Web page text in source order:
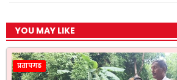
YOU MAY LIKE
प्रतापगढ